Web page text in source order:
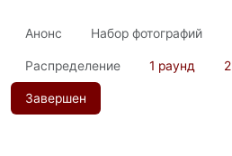
Анонс Набор фотографий
Распределение 1 раунд
Завершен